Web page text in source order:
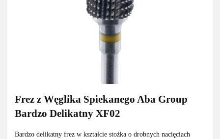
Frez z Węglika Spiekanego Aba Group
Bardzo Delikatny XF02
Bardzo delikatny frez w kształcie stożka o drobnych nacięciach